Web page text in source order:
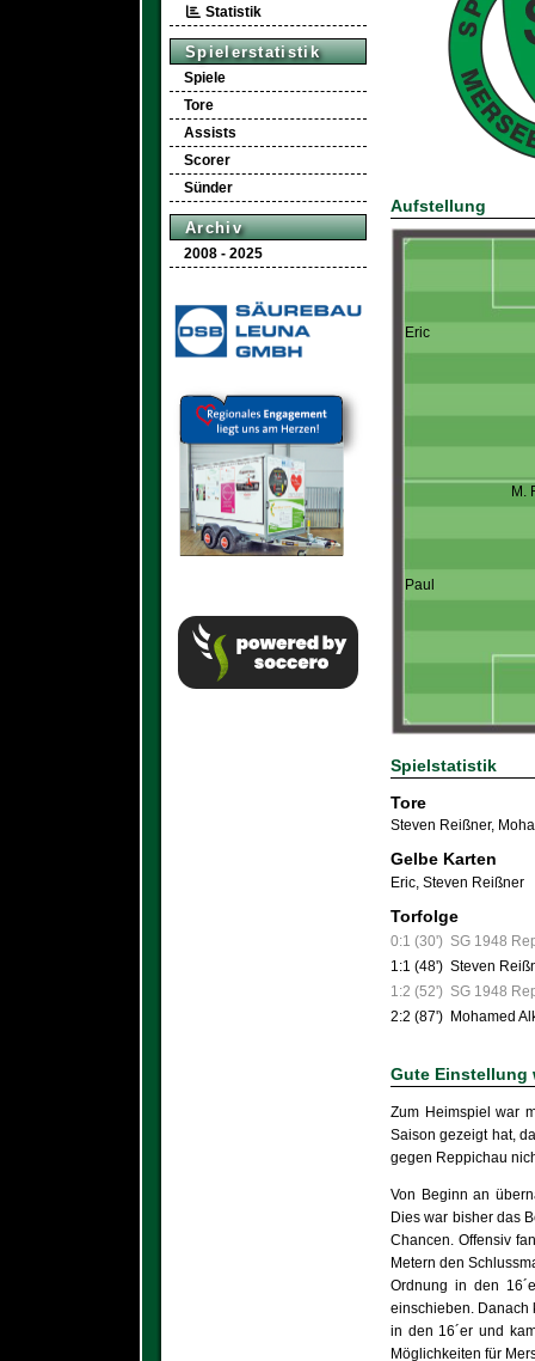
Statistik
Spielerstatistik
Spiele
Tore
Assists
Scorer
Sünder
Archiv
2008 - 2025
Aufstellung
Eric
M.
Paul
Spielstatistik
Tore
Steven Reißner,
Gelbe Karten
Eric Steven Reißner
Torfolge
0:1 (30') SG 1948
1:1 (48') Steven
1:2 (52') SG 1948
2:2 (87') Mohamed
Gute Einstellung
Zum Heimspiel war
Saison gezeigt hat,
gegen Reppichau
Von Beginn an
Dies war bisher das
Chancen. Offensiv
Metern den
Ordnung in den
einschieben. Danach
in den 16´er und
Möglichkeiten für